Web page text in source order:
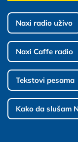
Naxi radio uživo
Naxi Caffe radio
Tekstovi pesama
Kako da slušam